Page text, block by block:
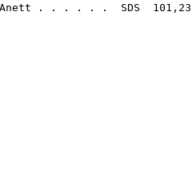
. . . . . . SDS 101,23